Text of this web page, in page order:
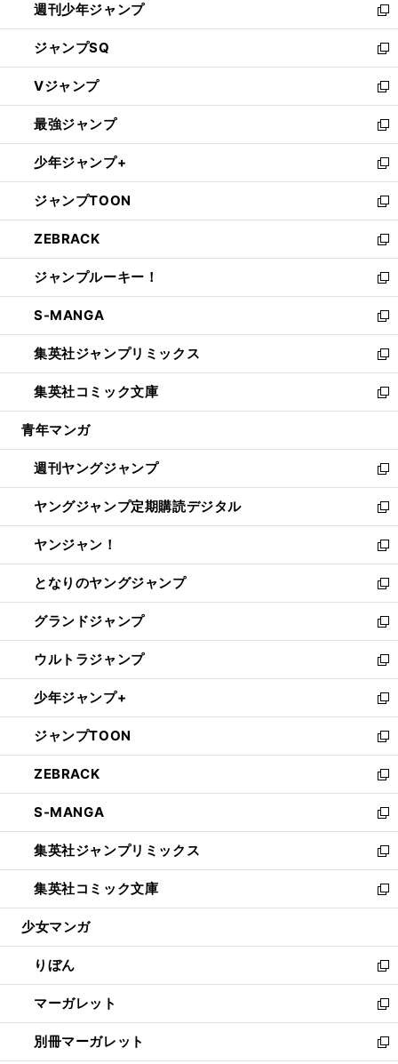
く
週刊少年ジャンプ
新
し
い
ウ
ィ
ン
ド
ウ
で
開
く
ジャンプSQ
新
し
い
ウ
ィ
ン
ド
ウ
で
開
く
Vジャンプ
新
し
い
ウ
ィ
ン
ド
ウ
で
開
く
最強ジャンプ
新
し
い
ウ
ィ
ン
ド
ウ
で
開
く
少年ジャンプ+
新
し
い
ウ
ィ
ン
ド
ウ
で
開
く
ジャンプTOON
新
し
い
ウ
ィ
ン
ド
ウ
で
開
く
ZEBRACK
新
し
い
ウ
ィ
ン
ド
ウ
で
開
ジャンプルーキー！
新
し
い
ウ
ィ
ン
ド
ウ
開
く
S-MANGA
新
し
い
ウ
ィ
ン
ウ
で
開
く
集英社ジャンプリミックス
新
し
い
ウ
ン
ド
ウ
で
開
く
集英社コミック文庫
新
し
ウ
ィ
ン
ド
ウ
で
開
く
青年マンガ
週刊ヤングジャンプ
新
し
い
ウ
ィ
ン
ド
ウ
で
開
く
ヤングジャンプ定期購読デジタル
新
し
い
ウ
ィ
ン
ド
ウ
で
開
く
ヤンジャン！
新
し
い
ウ
ィ
ン
ド
ウ
で
開
く
となりのヤングジャンプ
新
し
い
ウ
ィ
ン
ド
ウ
で
開
く
グランドジャンプ
新
し
い
ウ
ィ
ン
ド
ウ
で
開
く
ウルトラジャンプ
新
し
い
ウ
ィ
ン
ド
ウ
で
開
く
少年ジャンプ+
新
し
い
ウ
ィ
ン
ド
ウ
で
開
く
ジャンプTOON
新
し
い
ウ
ィ
ン
ド
ウ
で
開
ZEBRACK
新
し
い
ウ
ィ
ン
ド
ウ
開
く
S-MANGA
新
し
い
ウ
ィ
ン
ウ
で
開
く
集英社ジャンプリミックス
新
し
い
ウ
ン
ド
ウ
で
開
く
集英社コミック文庫
新
し
ウ
ィ
ン
ド
ウ
で
開
少女マンガ
りぼん
新
し
い
ウ
ィ
マーガレット
新
し
い
別冊マーガレット
新